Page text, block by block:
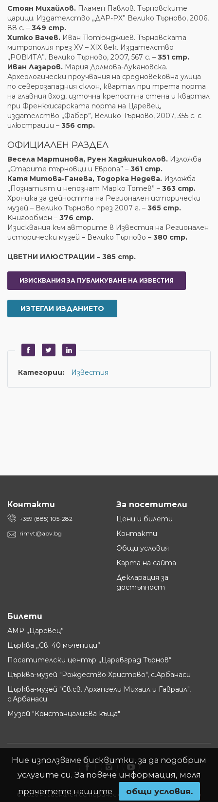
Стоян Михайлов. Пламен Павлов. Търновските
царици. Издателство „ДАР-РХ” Велико Търново, 2006,
88 с. – 349 стр.
Хитко Вачев. Иван Тютюнджиев. Търновската
митрополия през XV – XIX век. Издателство
„РОВИТА”. Велико Търново, 2007, 567 с. – 351 стр.
Иван Лазаров. Мария Долмова-Лукановска.
Археологически проучвания на средновековна улица
по северозападния склон, квартал при трета порта
на главния вход, източна крепостна стена и квартал
при Френкхисарската порта на Царевец,
издателство „Фабер”, Велико Търново, 2007, 355 с. с
илюстрации – 356 стр.
ОФИЦИАЛЕН РАЗДЕЛ
Весела Мартинова, Руен Хаджиниколов. Изложба
„Старите търновци и Европа” – 361 стр.
Катя Митова-Ганева, Тодорка Недева. Изложба
„Познатият и непознат Марко Тотев” – 363 стр.
Хроника за дейността на Регионален исторически
музей – Велико Търново през 2007 г. – 365 стр.
Книгообмен – 376 стр.
Изисквания към авторите в Известия на Регионален
исторически музей – Велико Търново – 380 стр.
ЦВЕТНИ ИЛЮСТРАЦИИ – 385 стр.
ИЗИСКВАНИЯ ЗА ПУБЛИКУВАНЕ НА ИЗВЕСТИЯ
ИЗТЕГЛИ ИЗДАНИЕТО
Категории: Известия
Контакти
+359 (885) 105-282
rimvt@abv.bg
За посетители
Цени и билети
Контакти
Общи условия
Карта на сайта
Декларация за
достъпност
Билети
АМР „Царевец”
Църква „Св. 40 мъченици”
Посетителски център „Царевград Търнов“
Църква-музей "Рождество Христово", с.Арбанаси
Църква-музей "Св.св. Архангели Михаил и Гавраил",
с.Арбанаси
Музей "Констанцалиева къща"
© 2026 Регионален исторически музей - Велико Търново
Ние използваме бисквитки, за да подобрим
услугите си. За повече информация, моля
прочетете нашите
oбщи условия.